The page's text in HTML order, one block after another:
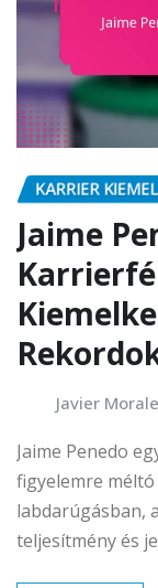
KARRIER
Jaime
Javier
Jaime Penedo
figyelemre
labdarúgásban,
teljesítmény és